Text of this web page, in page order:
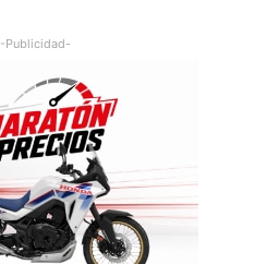
-Publicidad-